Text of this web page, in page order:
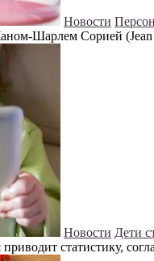
Новости
Шарлем Сорией (Jean
Новости Дети
статистику,